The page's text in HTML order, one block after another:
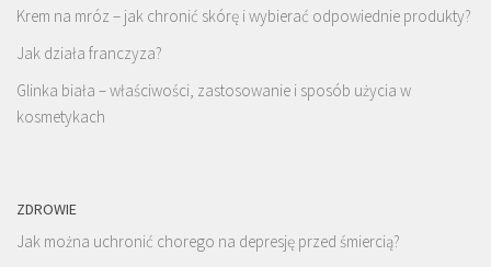
Krem na mróz – jak chronić skórę i wybierać odpowiednie produkty?
Jak działa franczyza?
Glinka biała – właściwości, zastosowanie i sposób użycia w
kosmetykach
ZDROWIE
Jak można uchronić chorego na depresję przed śmiercią?